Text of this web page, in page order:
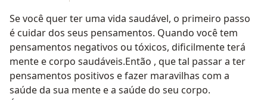
Se você quer ter uma vida saudável, o primeiro passo
é cuidar dos seus pensamentos. Quando você tem
pensamentos negativos ou tóxicos, dificilmente terá
mente e corpo saudáveis.Então , que tal passar a ter
pensamentos positivos e fazer maravilhas com a
saúde da sua mente e a saúde do seu corpo.